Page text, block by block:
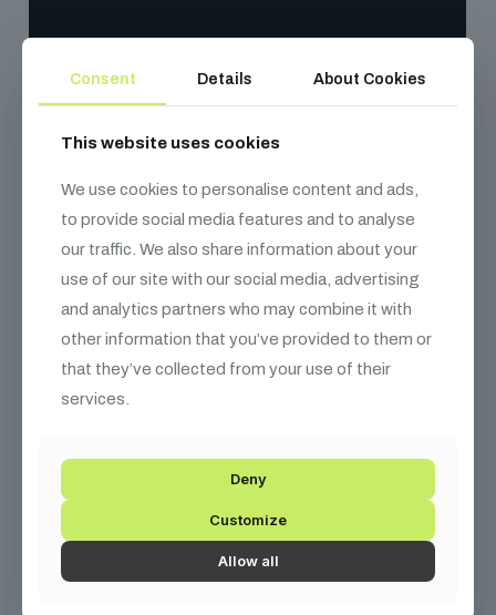
Kapcsolódótermékek
Consent Details About Cookies
This website uses cookies
We use cookies to personalise content and ads,
to provide social media features and to analyse
our traffic. We also share information about your
use of our site with our social media, advertising
and analytics partners who may combine it with
other information that you’ve provided to them or
that they’ve collected from your use of their
services.
Deny
Customize
Allow all